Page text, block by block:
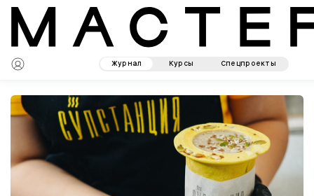
Журнал Курсы Спецпроекты